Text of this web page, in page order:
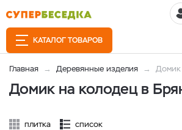
КАТАЛОГ ТОВАРОВ
Главная Деревянные изделия Домик
Домик на колодец в
плитка список